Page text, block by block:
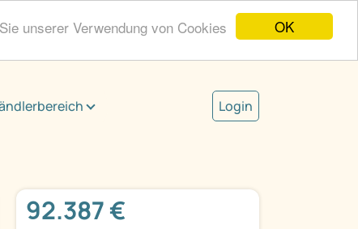
OK
unserer Verwendung von Cookies
Login
92.387 €